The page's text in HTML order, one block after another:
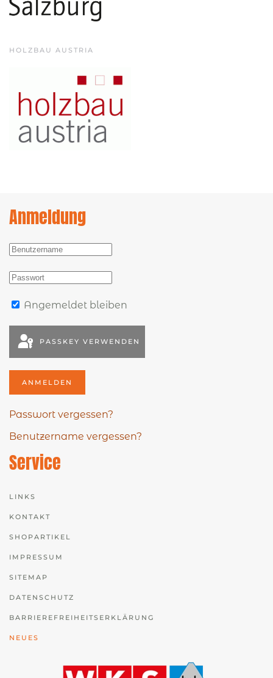
HOLZBAU AUSTRIA
Anmeldung
Angemeldet bleiben
PASSKEY VERWENDEN
ANMELDEN
Passwort vergessen?
Benutzername vergessen?
Service
LINKS
KONTAKT
SHOPARTIKEL
IMPRESSUM
SITEMAP
DATENSCHUTZ
BARRIEREFREIHEITSERKLÄRUNG
NEUES